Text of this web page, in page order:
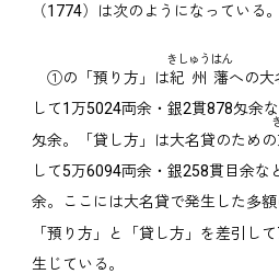
（1774）は次のようになっている。
①の「預り方」は紀州藩
きしゅうはん
への大
して1万5024両余・銀2貫878匁余
匁余。「貸し方」は大名貸のための
して5万6094両余・銀258貫目余
余。ここには大名貸で発生した多額
「預り方」と「貸し方」を差引し
生じている。